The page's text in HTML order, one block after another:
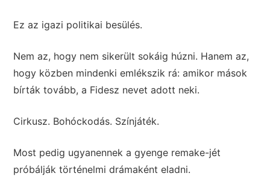
Ez az igazi politikai besülés.
Nem az, hogy nem sikerült sokáig húzni. Hanem az,
hogy közben mindenki emlékszik rá: amikor mások
bírták tovább, a Fidesz nevet adott neki.
Cirkusz. Bohóckodás. Színjáték.
Most pedig ugyanennek a gyenge remake-jét
próbálják történelmi drámaként eladni.